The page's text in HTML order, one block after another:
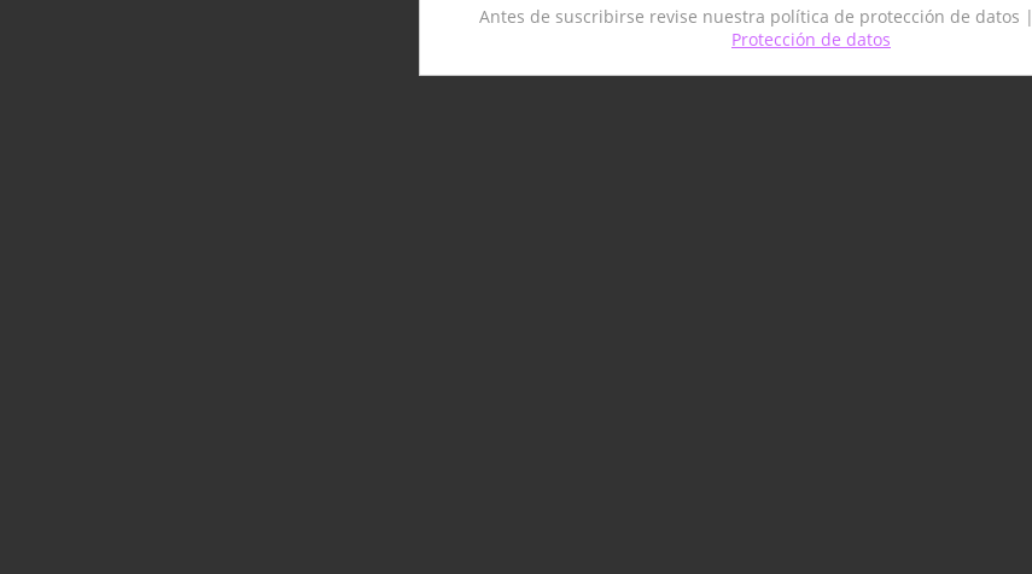
Antes de suscribirse revise nuestra política de protección de datos |
Protección de datos